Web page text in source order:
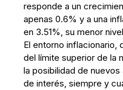
responde a un
apenas 0.6% y a una
en 3.51%, su menor
El entorno inflacionario,
del límite superior de la
la posibilidad de
de interés, siempre y